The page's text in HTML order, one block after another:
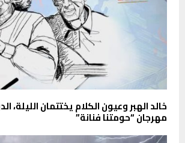
مهرجان “حومتنا فنانة”